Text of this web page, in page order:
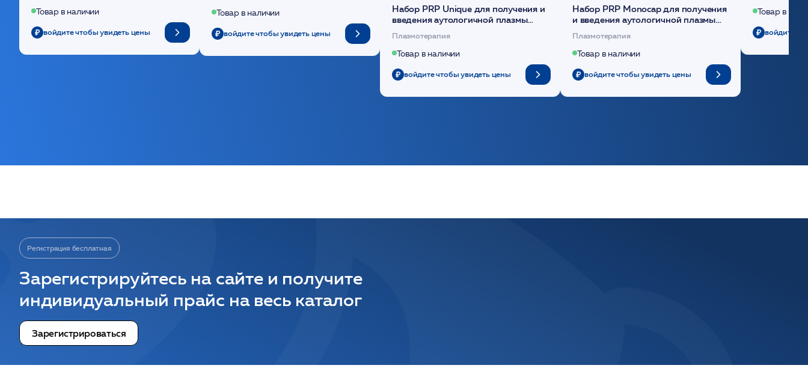
Товар в наличии
войдите чтобы увидеть цены
Товар в наличии
войдите чтобы увидеть цены
Набор PRP Unique для получения и
введения аутологичной плазмы
Плазмотерапия
Товар в наличии
войдите чтобы увидеть цены
Набор PRP Monocap для получения
и введения аутологичной плазмы
Плазмотерапия
Товар в наличии
войдите чтобы увидеть цены
Товар в
войдите
Регистрация бесплатная
Зарегистрируйтесь на сайте и получите
индивидуальный прайс на весь каталог
Зарегистрироваться